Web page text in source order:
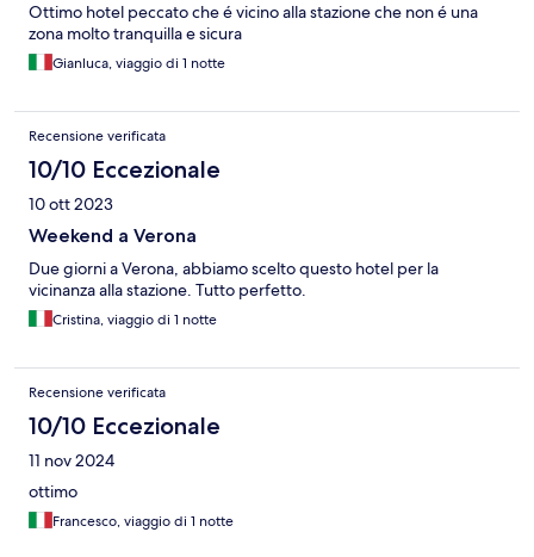
Ottimo hotel peccato che é vicino alla stazione che non é una
zona molto tranquilla e sicura
Gianluca, viaggio di 1 notte
Recensione verificata
10/10 Eccezionale
10 ott 2023
Weekend a Verona
Due giorni a Verona, abbiamo scelto questo hotel per la
vicinanza alla stazione. Tutto perfetto.
Cristina, viaggio di 1 notte
Recensione verificata
10/10 Eccezionale
11 nov 2024
ottimo
Francesco, viaggio di 1 notte